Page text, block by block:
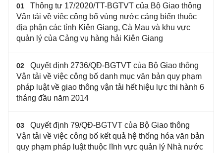
01
Thông tư 17/2020/TT-BGTVT của Bộ Giao thông
Vận tải về việc công bố vùng nước cảng biển thuộc
địa phận các tỉnh Kiên Giang, Cà Mau và khu vực
quản lý của Cảng vụ hàng hải Kiên Giang
02
Quyết định 2736/QĐ-BGTVT của Bộ Giao thông
Vận tải về việc công bố danh mục văn bản quy phạm
pháp luật về giao thông vận tải hết hiệu lực thi hành 6
tháng đầu năm 2014
03
Quyết định 79/QĐ-BGTVT của Bộ Giao thông
Vận tải về việc công bố kết quả hệ thống hóa văn bản
quy phạm pháp luật thuộc lĩnh vực quản lý Nhà nước